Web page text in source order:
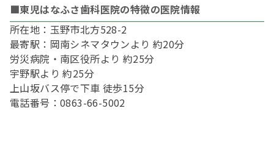
■東児はなふさ歯科医院の特徴の医院情報
所在地：玉野市北方528-2
最寄駅：岡南シネマタウンより 約20分
労災病院・南区役所より 約25分
宇野駅より 約25分
上山坂バス停で下車 徒歩15分
電話番号：0863-66-5002